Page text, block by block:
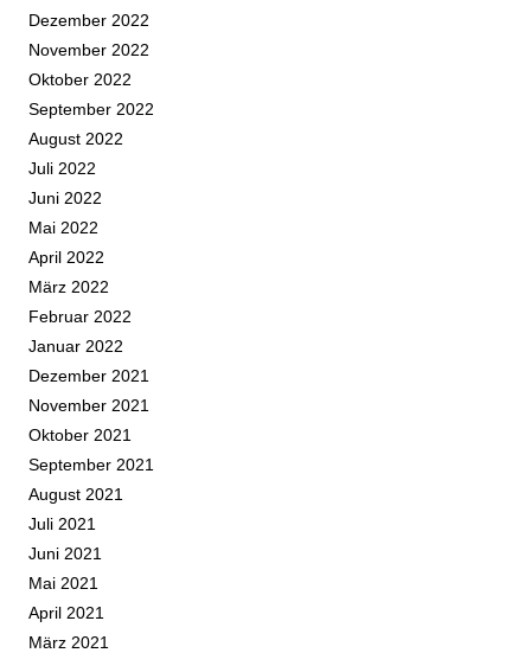
Dezember 2022
November 2022
Oktober 2022
September 2022
August 2022
Juli 2022
Juni 2022
Mai 2022
April 2022
März 2022
Februar 2022
Januar 2022
Dezember 2021
November 2021
Oktober 2021
September 2021
August 2021
Juli 2021
Juni 2021
Mai 2021
April 2021
März 2021